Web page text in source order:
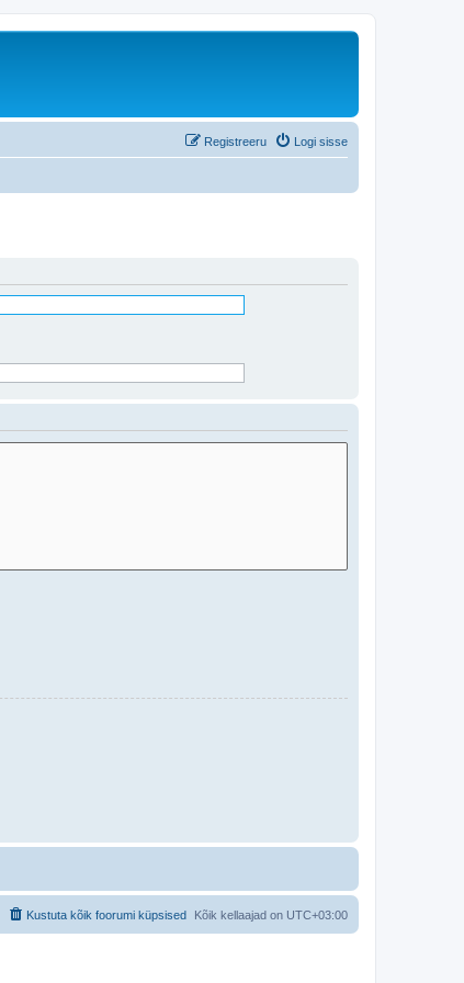
Logi sisse
Registreeru
Kõik kellaajad on UTC+03:00
Kustuta kõik foorumi küpsised